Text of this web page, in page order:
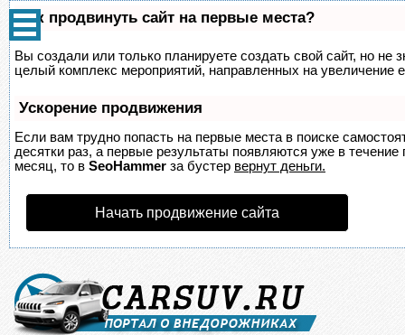
Как продвинуть сайт на первые места?
Вы создали или только планируете создать свой сайт, но не
целый комплекс мероприятий, направленных на увеличение
Ускорение продвижения
Если вам трудно попасть на первые места в поиске
десятки раз, а первые результаты появляются уже в
месяц, то в SeoHammer за бустер вернут деньги.
Начать продвижение сайта